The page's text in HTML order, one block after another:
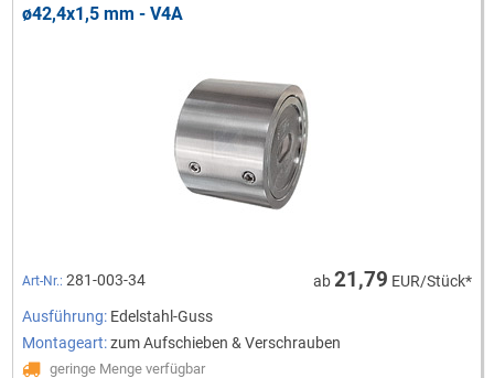
ø42,4x1,5 mm - V4A
Art-Nr.: 281-003-34 ab21,79 EUR/Stück*
Ausführung: Edelstahl-Guss
Montageart:zum Aufschieben & Verschrauben
geringe Menge verfügbar